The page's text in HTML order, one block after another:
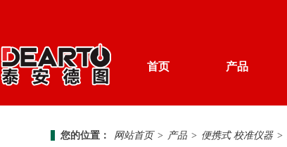
首页 产品
产品分类
解决方案
计量知识
德图简介
您的位置： 网站首页 > 产品 > 便携式 校准仪器 >